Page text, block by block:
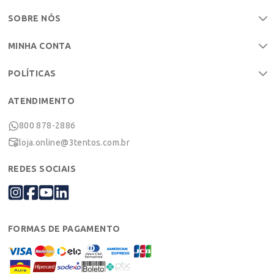
SOBRE NÓS
MINHA CONTA
POLÍTICAS
ATENDIMENTO
800 878-2886
loja.online@3tentos.com.br
REDES SOCIAIS
FORMAS DE PAGAMENTO